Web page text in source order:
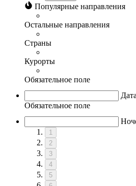
Популярные направления
Остальные направления
Страны
Курорты
Обязательное поле
Обязательное поле
1
2
3
4
5